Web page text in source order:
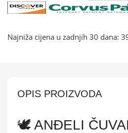
Najniža cijena u zadnjih 30 dana:
OPIS PROIZVODA
🕊️ ANĐELI